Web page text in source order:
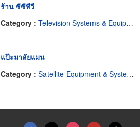
ร้าน ซีซีทีวี
Category : Television Systems & Equipment-Closed Circuit
แป๊ะมาลัยแมน
Category : Satellite-Equipment & Systems